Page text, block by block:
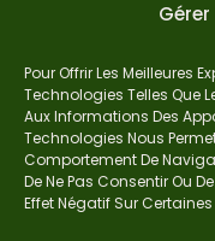
Pour Offrir Les Meilleures
Technologies Telles Que
Aux Informations Des
Technologies Nous
Comportement De
De Ne Pas Consentir Ou
Effet Négatif Sur
Je suis Madame
de